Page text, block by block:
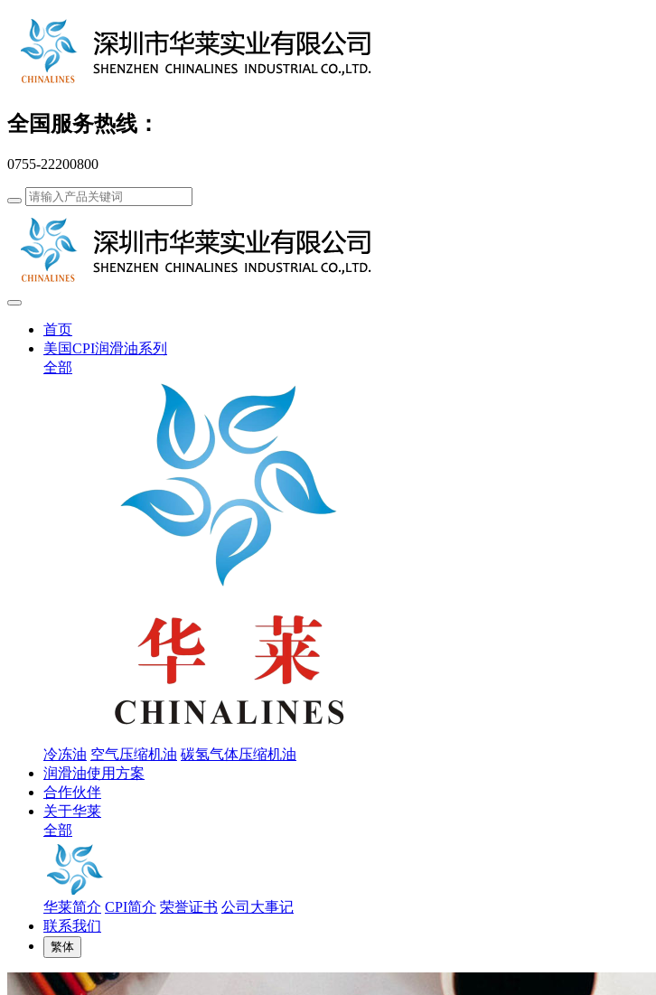
全国服务热线：
0755-22200800
首页
美国CPI润滑油系列
全部
冷冻油 空气压缩机油 碳氢气体压缩机油
润滑油使用方案
合作伙伴
关于华莱
全部
华莱简介 CPI简介 荣誉证书 公司大事记
联系我们
繁体